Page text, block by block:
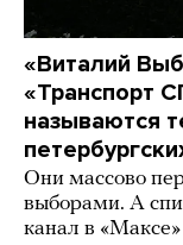
«Виталий
«Транспорт
называются
Они массово
выборами. А
канал в